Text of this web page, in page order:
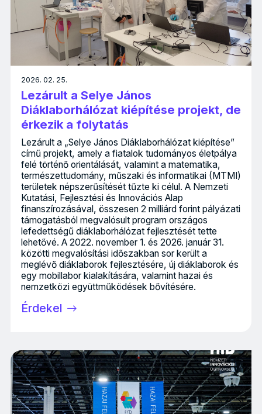
2026. 02. 25.
Lezárult a Selye János
Diáklaborhálózat kiépítése projekt, de
érkezik a folytatás
Lezárult a „Selye János Diáklaborhálózat kiépítése”
című projekt, amely a fiatalok tudományos életpálya
felé történő orientálását, valamint a matematika,
természettudomány, műszaki és informatikai (MTMI)
területek népszerűsítését tűzte ki célul. A Nemzeti
Kutatási, Fejlesztési és Innovációs Alap
finanszírozásával, összesen 2 milliárd forint pályázati
támogatásból megvalósult program országos
lefedettségű diáklaborhálózat fejlesztését tette
lehetővé. A 2022. november 1. és 2026. január 31.
közötti megvalósítási időszakban sor került a
meglévő diáklaborok fejlesztésére, új diáklaborok és
egy mobillabor kialakítására, valamint hazai és
nemzetközi együttműködések bővítésére.
Érdekel